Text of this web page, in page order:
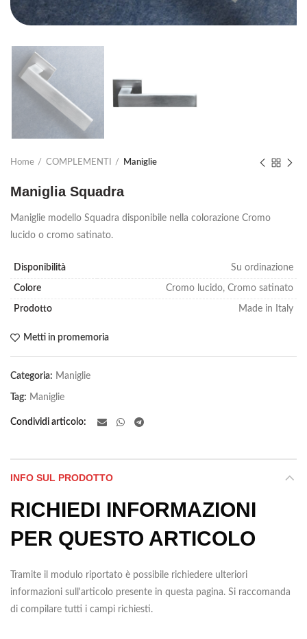
Home COMPLEMENTI Maniglie
Maniglia Squadra
Maniglie modello Squadra disponibile nella colorazione Cromo
lucido o cromo satinato.
Disponibilità Su ordinazione
Colore Cromo lucido, Cromo satinato
Prodotto Made in Italy
Metti in promemoria
Categoria: Maniglie
Tag: Maniglie
Condividi articolo
INFO SUL PRODOTTO
RICHIEDI INFORMAZIONI
PER QUESTO ARTICOLO
Tramite il modulo riportato è possibile richiedere ulteriori
informazioni sull'articolo presente in questa pagina. Si raccomanda
di compilare tutti i campi richiesti.